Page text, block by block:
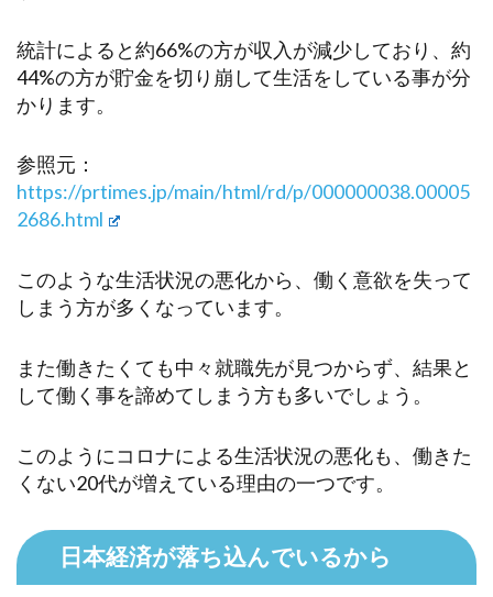
統計によると約66%の方が収入が減少しており、約
44%の方が貯金を切り崩して生活をしている事が分
かります。
参照元：
https://prtimes.jp/main/html/rd/p/000000038.00005
2686.html
このような生活状況の悪化から、働く意欲を失って
しまう方が多くなっています。
また働きたくても中々就職先が見つからず、結果と
して働く事を諦めてしまう方も多いでしょう。
このようにコロナによる生活状況の悪化も、働きた
くない20代が増えている理由の一つです。
日本経済が落ち込んでいるから